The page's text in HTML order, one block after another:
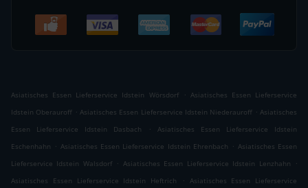
Asiatisches Essen Lieferservice Idstein Wörsdorf . Asiatisches Essen Lieferservice
Idstein Oberauroff . Asiatisches Essen Lieferservice Idstein Niederauroff . Asiatisches
Essen Lieferservice Idstein Dasbach
.
Asiatisches Essen Lieferservice Idstein
Eschenhahn . Asiatisches Essen Lieferservice Idstein Ehrenbach . Asiatisches Essen
Lieferservice Idstein Walsdorf . Asiatisches Essen Lieferservice Idstein Lenzhahn
.
Asiatisches Essen Lieferservice Idstein Heftrich
. Asiatisches Essen Lieferservice